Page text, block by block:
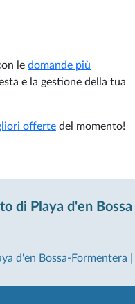
le domande più
e la gestione della tua
offerte del momento!
di Playa d'en Bossa
d'en Bossa-Formentera